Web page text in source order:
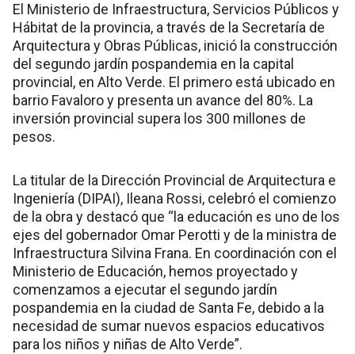
El Ministerio de Infraestructura, Servicios Públicos y
Hábitat de la provincia, a través de la Secretaría de
Arquitectura y Obras Públicas, inició la construcción
del segundo jardín pospandemia en la capital
provincial, en Alto Verde. El primero está ubicado en
barrio Favaloro y presenta un avance del 80%. La
inversión provincial supera los 300 millones de
pesos.
La titular de la Dirección Provincial de Arquitectura e
Ingeniería (DIPAI), Ileana Rossi, celebró el comienzo
de la obra y destacó que “la educación es uno de los
ejes del gobernador Omar Perotti y de la ministra de
Infraestructura Silvina Frana. En coordinación con el
Ministerio de Educación, hemos proyectado y
comenzamos a ejecutar el segundo jardín
pospandemia en la ciudad de Santa Fe, debido a la
necesidad de sumar nuevos espacios educativos
para los niños y niñas de Alto Verde”.